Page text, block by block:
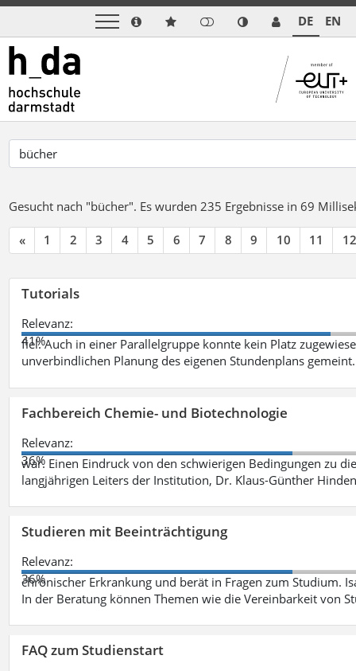
DE EN
Gesucht nach "bücher". Es wurden 235 Ergebnisse in 69
« 1 2 3 4 5 6 7 8 9 10 11 12
Tutorials
Relevanz:
41%
fiel. Auch in einer Parallelgruppe konnte kein Platz
unverbindlichen Planung des eigenen Stundenplans
Fachbereich Chemie- und Biotechnologie
Relevanz:
36%
war. Einen Eindruck von den schwierigen Bedingungen zu
langjährigen Leiters der Institution, Dr. Klaus-Günther
Studieren mit Beeinträchtigung
Relevanz:
36%
chronischer Erkrankung und berät in Fragen zum Studium.
In der Beratung können Themen wie die Vereinbarkeit von
FAQ zum Studienstart